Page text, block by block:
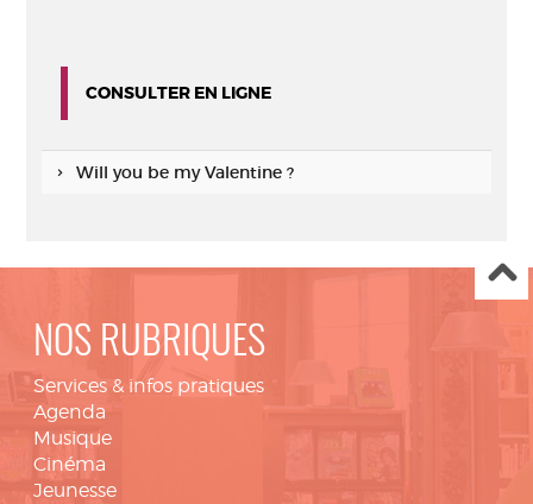
CONSULTER EN LIGNE
Will you be my Valentine ?
NOS RUBRIQUES
Services & infos pratiques
Agenda
Musique
Cinéma
Jeunesse